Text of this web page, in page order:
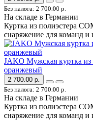
Без налога: 2 700.00 р.
На складе в Германии
Куртка из полиэстера
снаряжение для команд
JAKO Мужская куртка
оранжевый
2 700.00 р.
Без налога: 2 700.00 р.
На складе в Германии
Куртка из полиэстера
снаряжение для команд